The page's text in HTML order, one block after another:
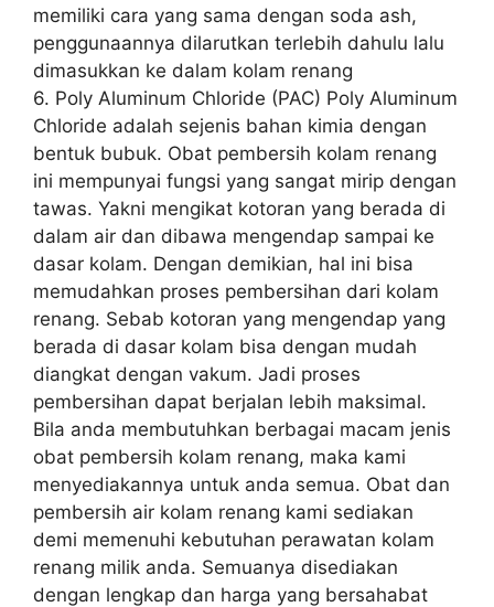
memiliki cara yang sama dengan soda ash,
penggunaannya dilarutkan terlebih dahulu lalu
dimasukkan ke dalam kolam renang
6. Poly Aluminum Chloride (PAC) Poly Aluminum
Chloride adalah sejenis bahan kimia dengan
bentuk bubuk. Obat pembersih kolam renang
ini mempunyai fungsi yang sangat mirip dengan
tawas. Yakni mengikat kotoran yang berada di
dalam air dan dibawa mengendap sampai ke
dasar kolam. Dengan demikian, hal ini bisa
memudahkan proses pembersihan dari kolam
renang. Sebab kotoran yang mengendap yang
berada di dasar kolam bisa dengan mudah
diangkat dengan vakum. Jadi proses
pembersihan dapat berjalan lebih maksimal.
Bila anda membutuhkan berbagai macam jenis
obat pembersih kolam renang, maka kami
menyediakannya untuk anda semua. Obat dan
pembersih air kolam renang kami sediakan
demi memenuhi kebutuhan perawatan kolam
renang milik anda. Semuanya disediakan
dengan lengkap dan harga yang bersahabat